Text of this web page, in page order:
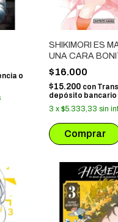
o
SHIKIMORI ES
UNA CARA
$16.000
$15.200 con
depósito bancario
3 x $5.333,33 sin